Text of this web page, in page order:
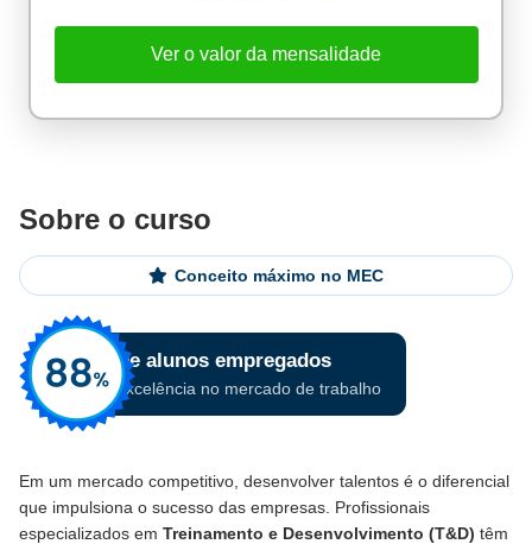
Sobre o curso
Conceito máximo no MEC
Em um mercado competitivo, desenvolver talentos é o diferencial
que impulsiona o sucesso das empresas. Profissionais
especializados em Treinamento e Desenvolvimento (T&D) têm
Ver o valor da mensalidade